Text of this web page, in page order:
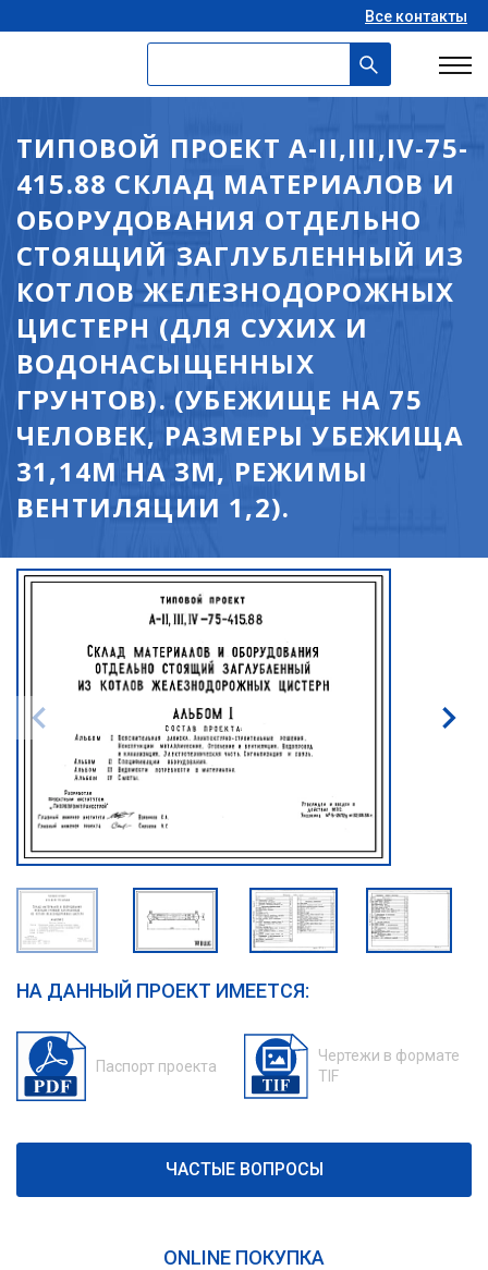
Все контакты
ТИПОВОЙ ПРОЕКТ A-II,III,IV-75-
415.88 СКЛАД МАТЕРИАЛОВ И
ОБОРУДОВАНИЯ ОТДЕЛЬНО
СТОЯЩИЙ ЗАГЛУБЛЕННЫЙ ИЗ
КОТЛОВ ЖЕЛЕЗНОДОРОЖНЫХ
ЦИСТЕРН (ДЛЯ СУХИХ И
ВОДОНАСЫЩЕННЫХ
ГРУНТОВ). (УБЕЖИЩЕ НА 75
ЧЕЛОВЕК, РАЗМЕРЫ УБЕЖИЩА
31,14М НА 3М, РЕЖИМЫ
ВЕНТИЛЯЦИИ 1,2).
НА ДАННЫЙ ПРОЕКТ ИМЕЕТСЯ:
Паспорт проекта
Чертежи в формате
TIF
ЧАСТЫЕ ВОПРОСЫ
ONLINE ПОКУПКА